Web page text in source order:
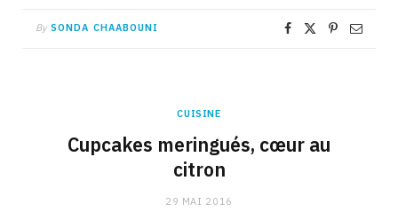
By SONDA CHAABOUNI
CUISINE
Cupcakes meringués, cœur au
citron
29 MAI 2016